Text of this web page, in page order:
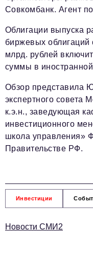
Совкомбанк. Агент
Облигации выпуска
биржевых
млрд. рублей
суммы в
Обзор представила
экспертного совета
к.э.н., заведующая
инвестиционного
школа управления»
Правительстве РФ.
Инвестиции
Новости СМИ2